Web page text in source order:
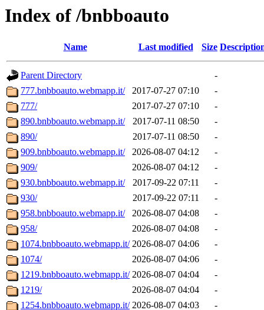
Index of /bnbboauto
Name Last modified Size
Parent Directory
-
777.bnbboauto.webmapp.it/
2017-07-27 07:10
-
777/
2017-07-27 07:10
-
890.bnbboauto.webmapp.it/
2017-07-11 08:50
-
890/
2017-07-11 08:50
-
909.bnbboauto.webmapp.it/
2026-08-07 04:12
-
909/
2026-08-07 04:12
-
930.bnbboauto.webmapp.it/
2017-09-22 07:11
-
930/
2017-09-22 07:11
-
958.bnbboauto.webmapp.it/
2026-08-07 04:08
-
958/
2026-08-07 04:08
-
1074.bnbboauto.webmapp.it/ 2026-08-07 04:06
-
1074/
2026-08-07 04:06
-
1219.bnbboauto.webmapp.it/ 2026-08-07 04:04
-
1219/
2026-08-07 04:04
-
1254.bnbboauto.webmapp.it/ 2026-08-07 04:03
-